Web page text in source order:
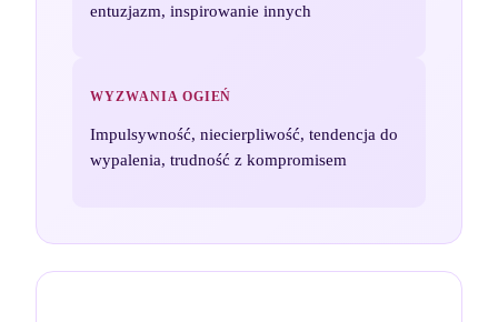
entuzjazm, inspirowanie innych
WYZWANIA OGIEŃ
Impulsywność, niecierpliwość, tendencja do
wypalenia, trudność z kompromisem